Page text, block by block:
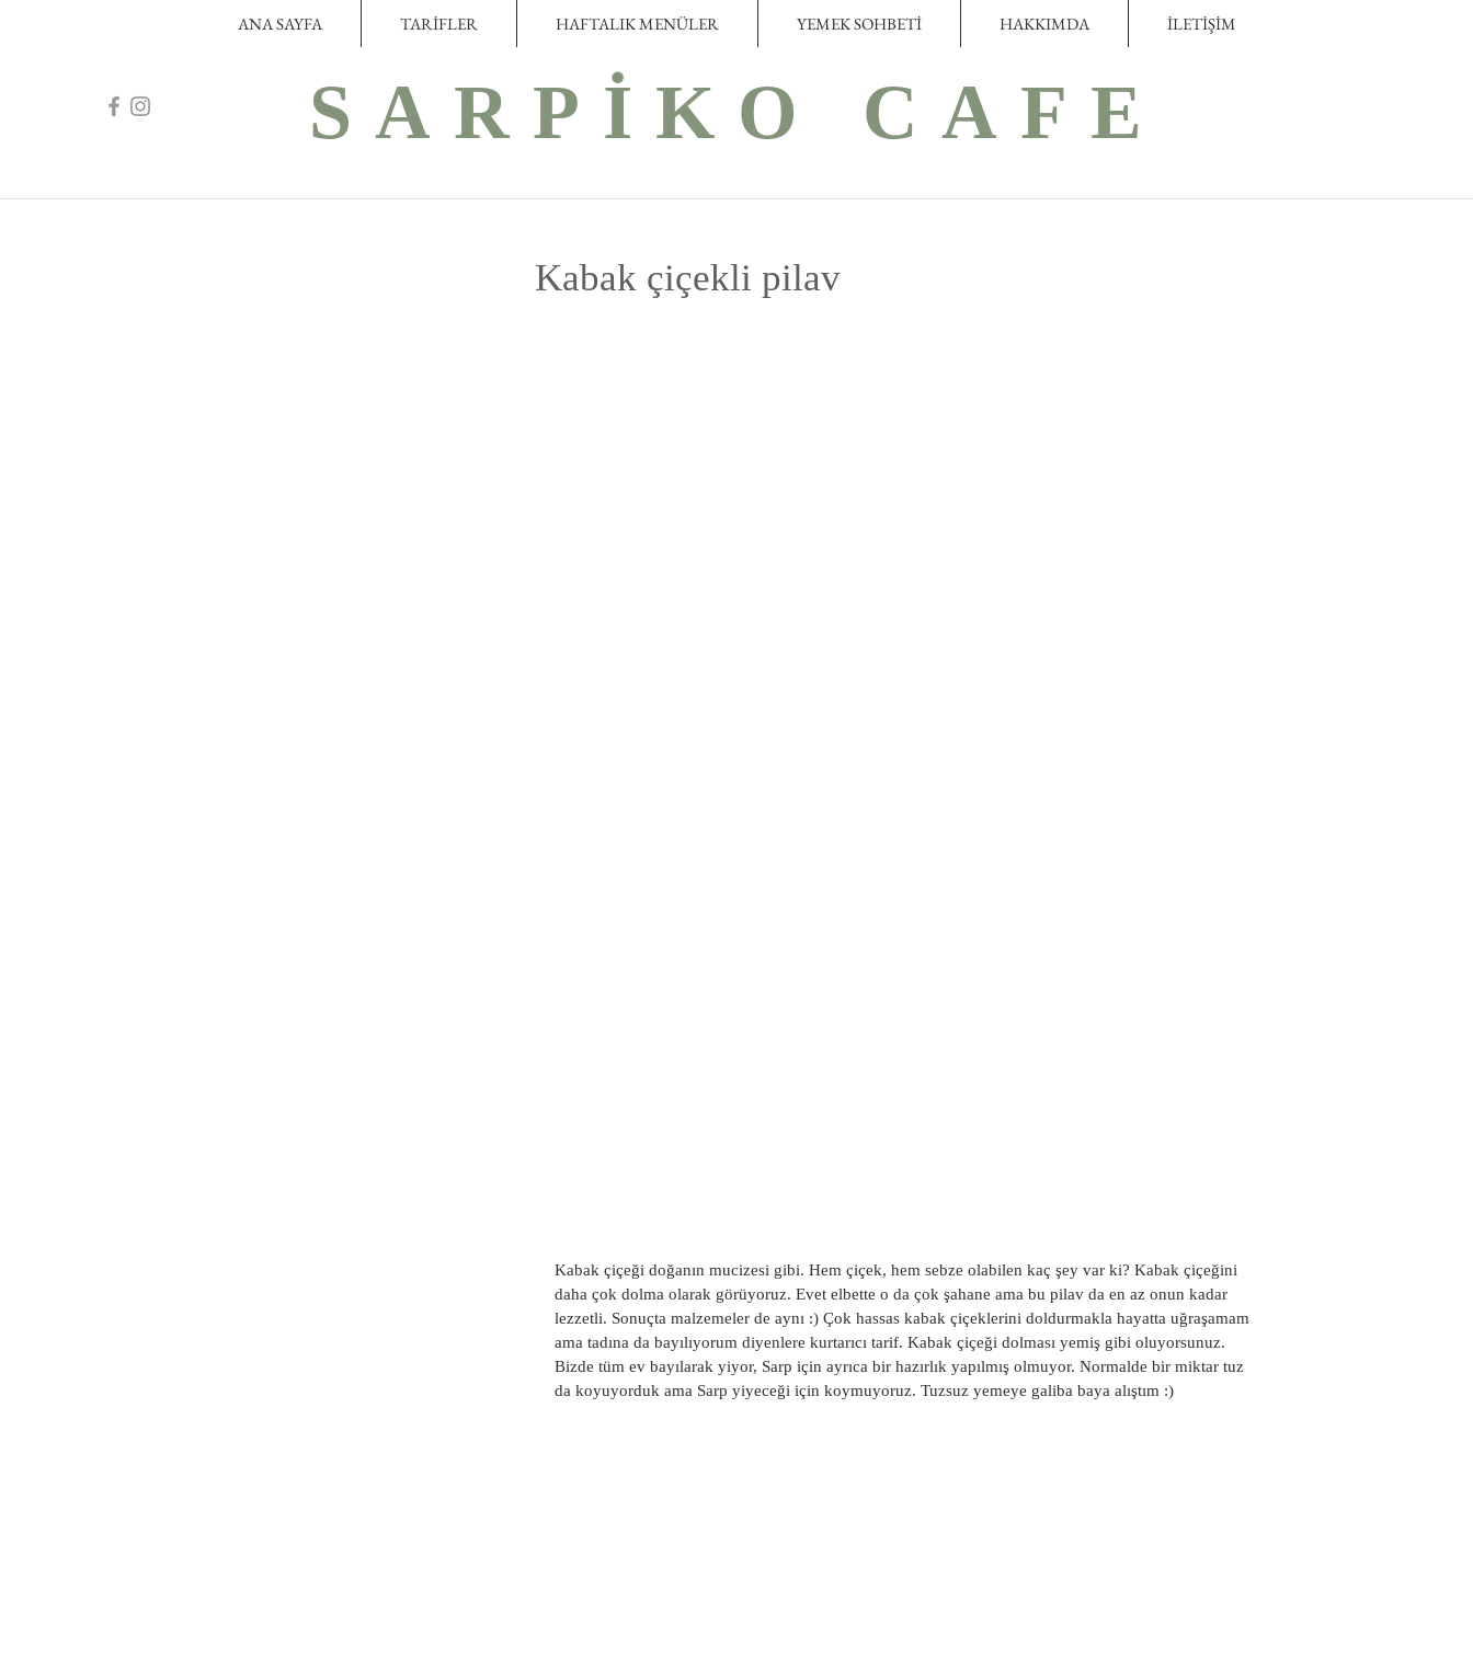
ANA SAYFA TARİFLER HAFTALIK MENÜLER YEMEK SOHBETİ HAKKIMDA İLETİŞİM
SARPİKO CAFE
Kabak çiçekli pilav
Kabak çiçeği doğanın mucizesi gibi. Hem çiçek, hem sebze olabilen kaç şey var ki? Kabak çiçeğini
daha çok dolma olarak görüyoruz. Evet elbette o da çok şahane ama bu pilav da en az onun kadar
lezzetli. Sonuçta malzemeler de aynı :) Çok hassas kabak çiçeklerini doldurmakla hayatta uğraşamam
ama tadına da bayılıyorum diyenlere kurtarıcı tarif. Kabak çiçeği dolması yemiş gibi oluyorsunuz.
Bizde tüm ev bayılarak yiyor, Sarp için ayrıca bir hazırlık yapılmış olmuyor. Normalde bir miktar tuz
da koyuyorduk ama Sarp yiyeceği için koymuyoruz. Tuzsuz yemeye galiba baya alıştım :)